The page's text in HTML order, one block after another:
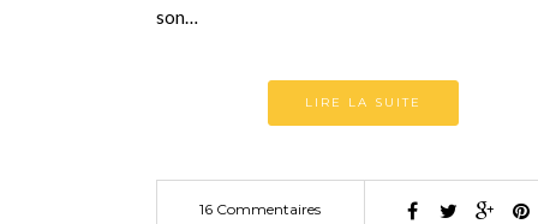
son…
LIRE LA SUITE
16 Commentaires